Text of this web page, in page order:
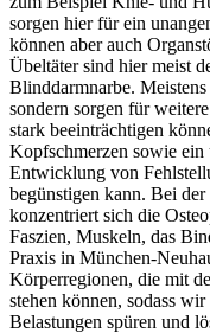
sorgen hier für ein
können aber auch
Übeltäter sind hier meist
Blinddarmnarbe.
sondern sorgen für
stark beeinträchtigen
Kopfschmerzen sowie ein
Entwicklung von
begünstigen kann. Bei
konzentriert sich die
Faszien, Muskeln, das
Praxis in München-
Körperregionen, die mit
stehen können, sodass
Belastungen spüren und